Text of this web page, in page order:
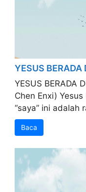
YESUS BERADA
YESUS BERADA
Chen Enxi)
“saya” ini adalah
Baca